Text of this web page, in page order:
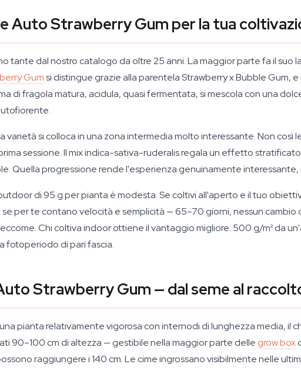
Auto Strawberry Gum per la tua
tante dal nostro catalogo da oltre 25 anni. La maggior parte fa il
Gumsi distingue grazie alla parentela Strawberry x Bubble Gum,
di fragola matura, acidula, quasi fermentata, si mescola con una
varietà si colloca in una zona intermedia molto interessante. Non
sessione. Il mix indica-sativa-ruderalis regala un effetto
Quella progressione rende l'esperienza genuinamente
di 95 g per pianta è modesta. Se coltivi all'aperto e il tuo
per te contano velocità e semplicità — 65–70 giorni, nessun cambio
Chi coltiva indoor ottiene il vantaggio migliore: 500 g/m² da
fotoperiodo di pari fascia.
Strawberry Gum — dal seme al
pianta relativamente vigorosa con internodi di lunghezza media, il
90–100 cm di altezza — gestibile nella maggior parte delle grow box
raggiungere i 140 cm. Le cime ingrossano visibilmente nelle